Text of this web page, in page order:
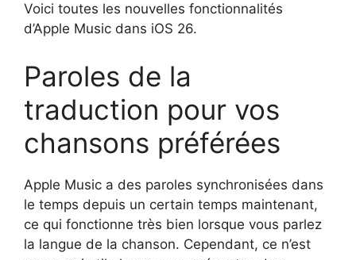
Voici toutes les nouvelles fonctionnalités
d’Apple Music dans iOS 26.
Paroles de la
traduction pour vos
chansons préférées
Apple Music a des paroles synchronisées dans
le temps depuis un certain temps maintenant,
ce qui fonctionne très bien lorsque vous parlez
la langue de la chanson. Cependant, ce n’est